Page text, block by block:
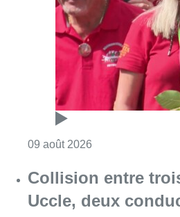
09 août 2026
Collision entre
Uccle, deux